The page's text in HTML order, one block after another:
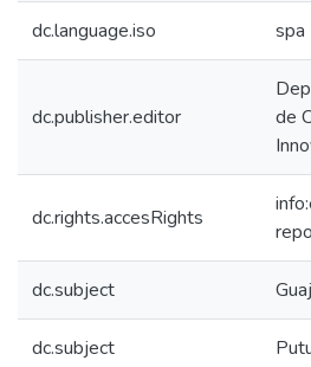
dc.language.iso spa
dc.publisher.editor
de
dc.rights.accesRights
dc.subject
dc.subject